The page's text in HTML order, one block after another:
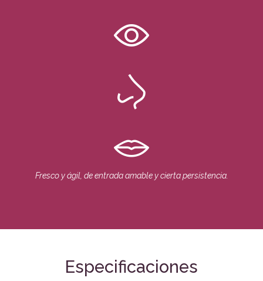
Fresco y ágil, de entrada amable y cierta persistencia.
Especificaciones